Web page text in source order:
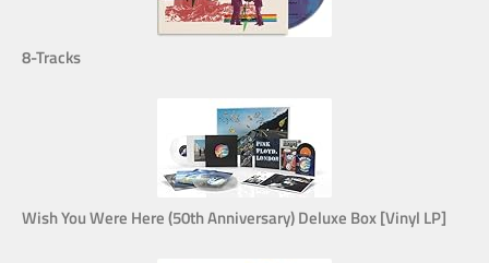
8-Tracks
Wish You Were Here (50th Anniversary) Deluxe Box [Vinyl LP]